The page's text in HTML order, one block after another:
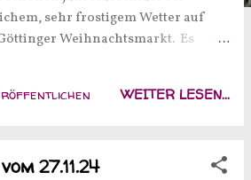
sehr frostigem Wetter auf
Weihnachtsmarkt. Es
Zugaben in die wohlverdiente
das nächste Jahr!
WEITER LESEN...
27.11.24